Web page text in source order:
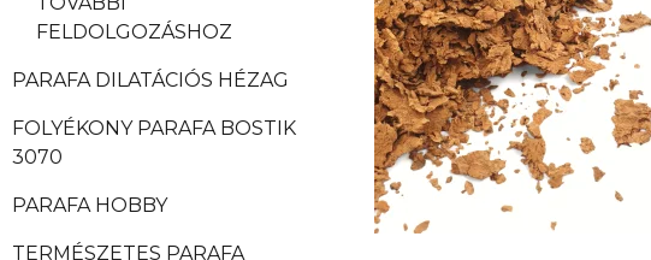
FELDOLGOZÁSHOZ
PARAFA DILATÁCIÓS HÉZAG
FOLYÉKONY PARAFA BOSTIK
3070
PARAFA HOBBY
TERMÉSZETES PARAFA